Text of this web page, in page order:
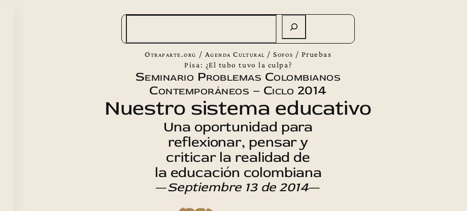
Otraparte.org / Agenda Cultural /Sofos / Pruebas
Pisa: ¿El tubo tuvo la culpa?
Seminario Problemas Colombianos
Contemporáneos – Ciclo 2014
Nuestro sistema educativo
Una oportunidad para
reflexionar, pensar y
criticar la realidad de
la educación colombiana
—Septiembre 13 de 2014—